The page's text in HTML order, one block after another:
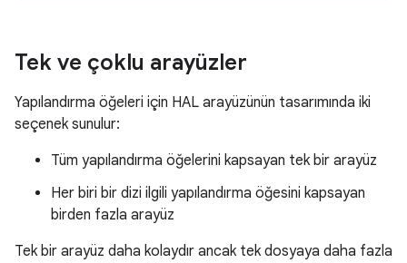
Tek ve çoklu arayüzler
Yapılandırma öğeleri için HAL arayüzünün tasarımında iki
seçenek sunulur:
Tüm yapılandırma öğelerini kapsayan tek bir arayüz
Her biri bir dizi ilgili yapılandırma öğesini kapsayan
birden fazla arayüz
Tek bir arayüz daha kolaydır ancak tek dosyaya daha fazla